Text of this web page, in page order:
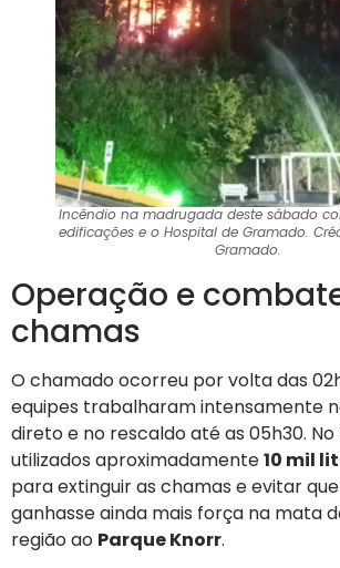
Incêndio na madrugada deste sábado
edificações e o Hospital de Gramado.
Gramado.
Operação e
chamas
O chamado ocorreu por volta das
equipes trabalharam intensamente
direto e no rescaldo até as 05h30.
utilizados aproximadamente10 mil
para extinguir as chamas e evitar
ganhasse ainda mais força na mata
região ao Parque Knorr.